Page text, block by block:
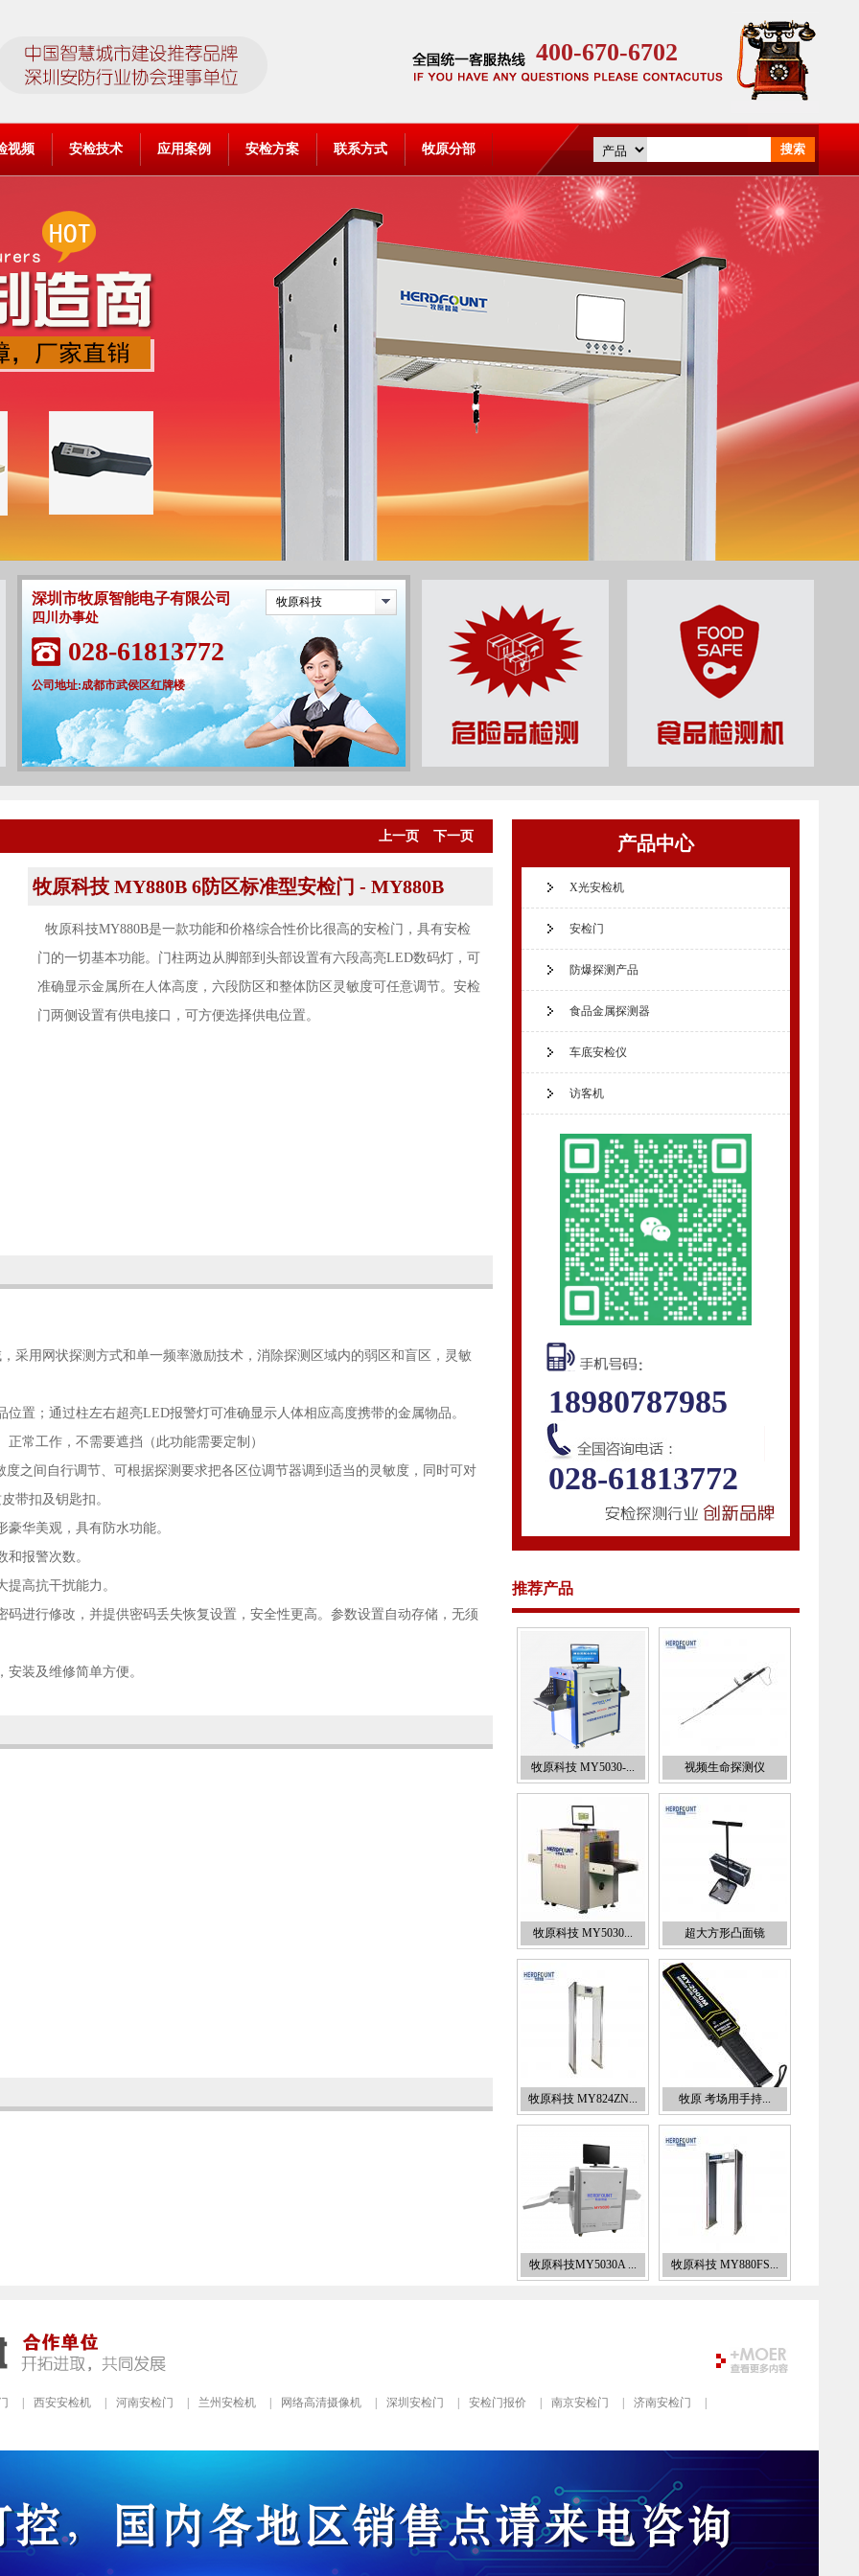
400-670-6702
视频 安检技术 应用案例 安检方案 联系方式 牧原分部
牧原科技
深圳市牧原智能电子有限公司
四川办事处
028-61813772
公司地址:成都市武侯区红牌楼
上一页 下一页
牧原科技 MY880B 6防区标准型安检门 - ​MY880B
牧原科技MY880B是一款功能和价格综合性价比很高的安检门，具有安检
门的一切基本功能。门柱两边从脚部到头部设置有六段高亮LED数码灯，可
准确显示金属所在人体高度，六段防区和整体防区灵敏度可任意调节。安检
门两侧设置有供电接口，可方便选择供电位置。
采用网状探测方式和单一频率激励技术，消除探测区域内的弱区和盲区，灵敏
置；通过柱左右超亮LED报警灯可准确显示人体相应高度携带的金属物品。
常工作，不需要遮挡（此功能需要定制）
之间自行调节、可根据探测要求把各区位调节器调到适当的灵敏度，同时可对
带扣及钥匙扣。
华美观，具有防水功能。
报警次数。
高抗干扰能力。
进行修改，并提供密码丢失恢复设置，安全性更高。参数设置自动存储，无须
装及维修简单方便。
产品中心
X光安检机
安检门
防爆探测产品
食品金属探测器
车底安检仪
访客机
18980787985
028-61813772
推荐产品
牧原科技 MY5030-... 视频生命探测仪
牧原科技 MY5030... 超大方形凸面镜
牧原科技 MY824ZN... 牧原 考场用手持...
牧原科技MY5030A ... 牧原科技 MY880FS...
西安安检机 河南安检门 兰州安检机 网络高清摄像机 深圳安检门 安检门报价 南京安检门 济南安检门